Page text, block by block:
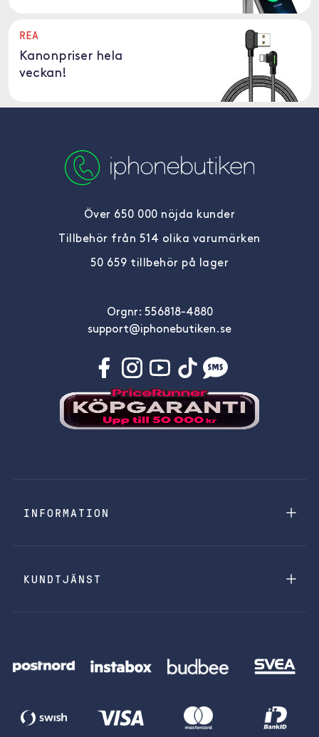
REA
Kanonpriser hela
veckan!
Över 650 000 nöjda kunder
Tillbehör från 514 olika varumärken
50 659 tillbehör på lager
Orgnr: 556818-4880
support@iphonebutiken.se
INFORMATION
KUNDTJÄNST